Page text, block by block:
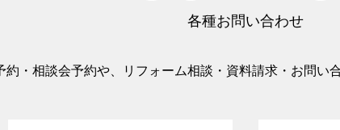
各種お問い合わせ
・相談会予約や、リフォーム相談・資料請求・お問い